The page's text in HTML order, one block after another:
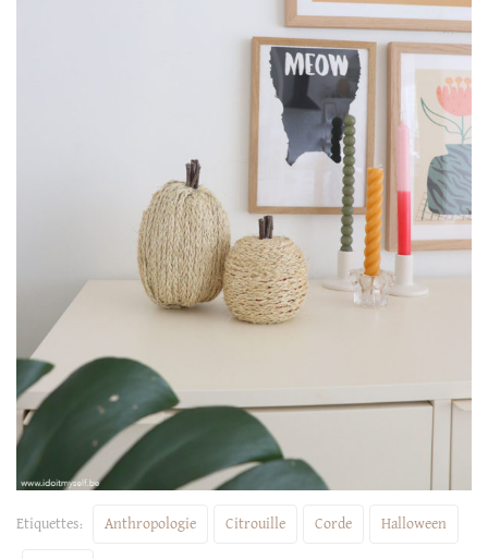
Etiquettes: Anthropologie Citrouille Corde Halloween